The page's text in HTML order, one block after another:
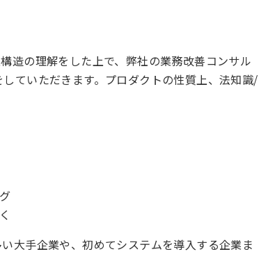
造の理解をした上で、弊社の業務改善コンサル
ていただきます。プロダクトの性質上、法知識/
大手企業や、初めてシステムを導入する企業ま